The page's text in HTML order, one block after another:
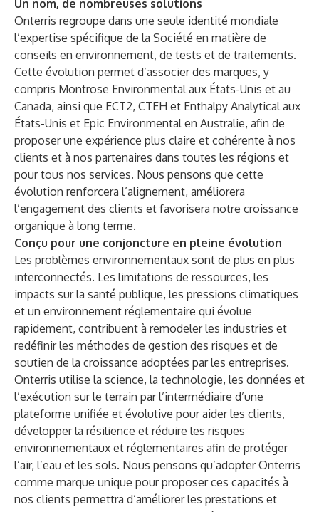
Un nom, de nombreuses solutions
Onterris regroupe dans une seule identité mondiale
l’expertise spécifique de la Société en matière de
conseils en environnement, de tests et de traitements.
Cette évolution permet d’associer des marques, y
compris Montrose Environmental aux États-Unis et au
Canada, ainsi que ECT2, CTEH et Enthalpy Analytical aux
États-Unis et Epic Environmental en Australie, afin de
proposer une expérience plus claire et cohérente à nos
clients et à nos partenaires dans toutes les régions et
pour tous nos services. Nous pensons que cette
évolution renforcera l’alignement, améliorera
l’engagement des clients et favorisera notre croissance
organique à long terme.
Conçu pour une conjoncture en pleine évolution
Les problèmes environnementaux sont de plus en plus
interconnectés. Les limitations de ressources, les
impacts sur la santé publique, les pressions climatiques
et un environnement réglementaire qui évolue
rapidement, contribuent à remodeler les industries et
redéfinir les méthodes de gestion des risques et de
soutien de la croissance adoptées par les entreprises.
Onterris utilise la science, la technologie, les données et
l’exécution sur le terrain par l’intermédiaire d’une
plateforme unifiée et évolutive pour aider les clients,
développer la résilience et réduire les risques
environnementaux et réglementaires afin de protéger
l’air, l’eau et les sols. Nous pensons qu’adopter Onterris
comme marque unique pour proposer ces capacités à
nos clients permettra d’améliorer les prestations et